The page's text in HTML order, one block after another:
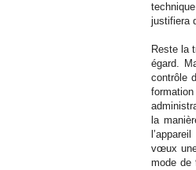
justifiera
Reste la
égard.
contrôle
la
vœux
mode de